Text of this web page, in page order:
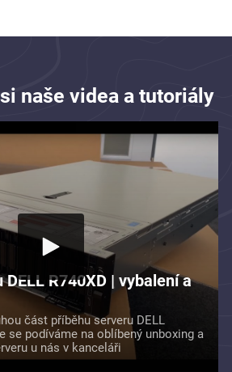
naše videa a tutoriály
R740XD | vybalení a
část příběhu serveru DELL
se podíváme na oblíbený unboxing a
u nás v kanceláři